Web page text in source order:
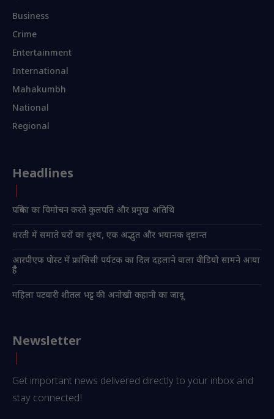
Business
Crime
Entertainment
International
Mahakumbh
National
Regional
Headlines
पत्रिका का विमोचन करते कुलपति और प्रमुख अतिथि
धरती में समाते घरों का दृश्य, एक अद्भुत और भयानक दृष्टान्त
आरपीएफ पोस्ट में फ्रांसिसी पर्यटक का दिल दहलाने वाला वीडियो सामने आया
है
महिला पटवारी शीतल भट्ट की अनोखी कहानी का जादू
Newsletter
Get important news delivered directly to your inbox and
stay connected!